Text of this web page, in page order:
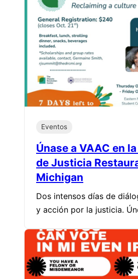
Eventos
Únase a VAAC en
de Justicia
Michigan
Dos intensos días de
y acción por la justicia.